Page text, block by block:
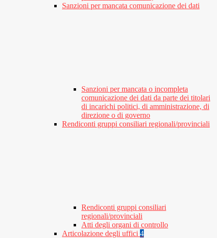
Sanzioni per mancata comunicazione dei dati
Sanzioni per mancata o incompleta
comunicazione dei dati da parte dei titolari
di incarichi politici, di amministrazione, di
direzione o di governo
Rendiconti gruppi consiliari regionali/provinciali
Rendiconti gruppi consiliari
regionali/provinciali
Atti degli organi di controllo
Articolazione degli uffici 4